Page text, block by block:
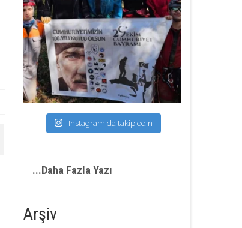
Instagram'da takip edin
...Daha Fazla Yazı
Arşiv